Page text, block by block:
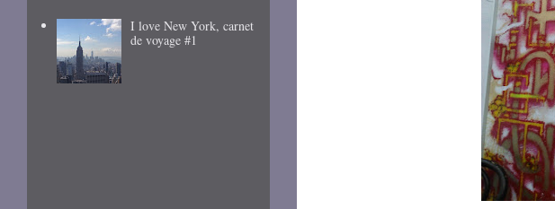
I love New York, carnet
de voyage #1